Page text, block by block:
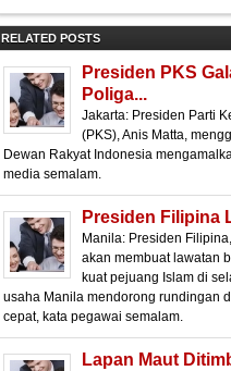
RELATED POSTS
Presiden PKS
Poliga...
Jakarta: Presiden Parti
(PKS), Anis Matta,
Dewan Rakyat Indonesia
media semalam.
Presiden Filipina
Manila: Presiden
akan membuat lawatan
kuat pejuang Islam di
usaha Manila mendorong rundingan
cepat, kata pegawai semalam.
Lapan Maut